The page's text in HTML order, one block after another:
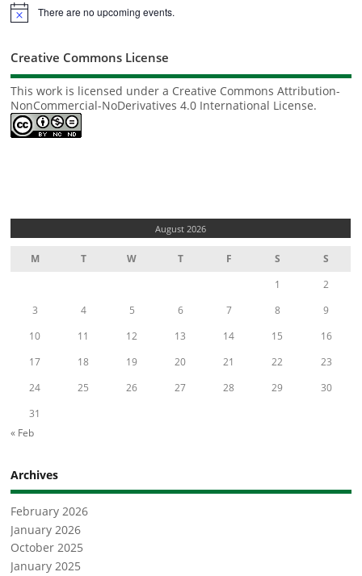
Notice There are no upcoming events.
Creative Commons License
This work is licensed under a Creative Commons Attribution-
NonCommercial-NoDerivatives 4.0 International License.
August 2026
M T W T F S
S
1
2
3
4 5 6 7 8
9
10
11 12 13 14 15
16
17
18 19 20 21 22
23
24
25 26 27 28 29
30
31
« Feb
Archives
February 2026
January 2026
October 2025
January 2025